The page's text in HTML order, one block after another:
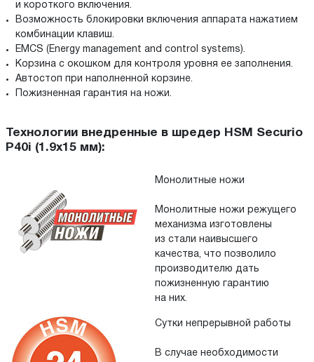
и короткого включения.
Возможность блокировки включения аппарата нажатием
комбинации клавиш.
EMCS (Energy management and control systems).
Корзина с окошком для контроля уровня ее заполнения.
Автостоп при наполненной корзине.
Пожизненная гарантия на ножи.
Технологии внедренные в шредер HSM Securio
P40i (1.9х15 мм):
Монолитные ножи
Монолитные ножи режущего
механизма изготовлены
из стали наивысшего
качества, что позволило
производителю дать
пожизненную гарантию
на них.
Сутки непрерывной работы
В случае необходимости